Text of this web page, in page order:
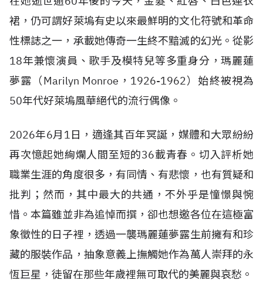
裙，仍可謂好萊塢有史以來最鮮明的文化符號和革命
性標誌之一，承載她傳奇一生終不黯滅的幻光。從影
18年兼懷演員、歌手及模特兒等多重身分，瑪麗蓮
夢露（Marilyn Monroe，1926-1962）始終被視為
50年代好萊塢風華絕代的流行偶像。
2026年6月1日，適逢其百年冥誕，媒體和大眾紛紛
再次憶起她絢爛人間至短的36載青春。切入評析她
職業生涯的角度很多，有同情、有悲懷，也有質疑和
批判；然而，其中最大的共通，不外乎是憧憬與惋
惜。本篇雖並非為追悼而撰，卻也想邀各位在這極富
象徵性的日子裡，透過一襲瑪麗蓮夢露生前擁有和珍
藏的服裝作品，抽象意義上撫觸她作為萬人崇拜的永
恆巨星，徒留在那些年歲裡無可取代的美麗與哀愁。